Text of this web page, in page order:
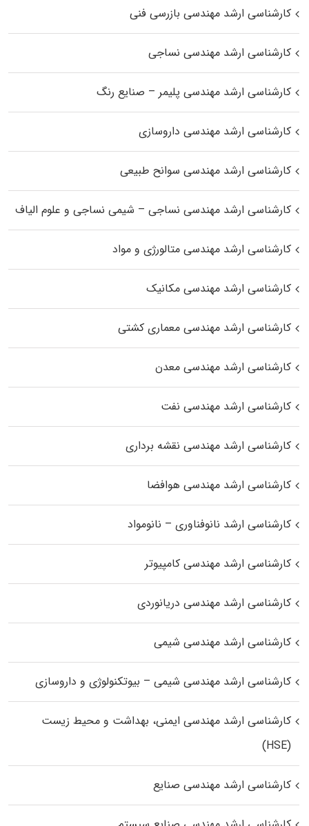
کارشناسی ارشد مهندسی بازرسی فنی
کارشناسی ارشد مهندسی نساجی
کارشناسی ارشد مهندسی پلیمر – صنایع رنگ
کارشناسی ارشد مهندسی داروسازی
کارشناسی ارشد مهندسی سوانح طبیعی
کارشناسی ارشد مهندسی نساجی – شیمی نساجی و علوم الیاف
کارشناسی ارشد مهندسی متالورژی و مواد
کارشناسی ارشد مهندسی مکانیک
کارشناسی ارشد مهندسی معماری کشتی
کارشناسی ارشد مهندسی معدن
کارشناسی ارشد مهندسی نفت
کارشناسی ارشد مهندسی نقشه برداری
کارشناسی ارشد مهندسی هوافضا
کارشناسی ارشد نانوفناوری – نانومواد
کارشناسی ارشد مهندسی کامپیوتر
کارشناسی ارشد مهندسی دریانوردی
کارشناسی ارشد مهندسی شیمی
کارشناسی ارشد مهندسی شیمی – بیوتکنولوژی و داروسازی
کارشناسی ارشد مهندسی ایمنی، بهداشت و محیط زیست
(HSE)
کارشناسی ارشد مهندسی صنایع